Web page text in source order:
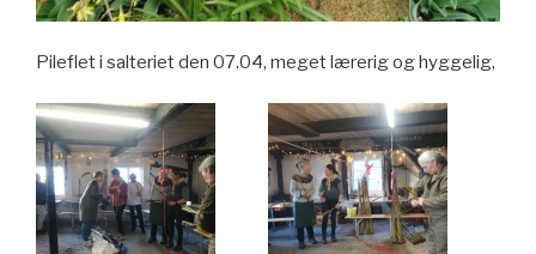
Pileflet i salteriet den 07.04, meget lærerig og hyggelig,